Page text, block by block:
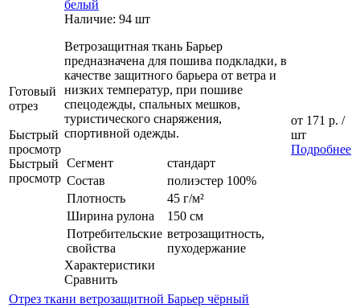
Готовый
отрез
Быстрый
просмотр
Быстрый
просмотр
белый
Наличие: 94 шт
Ветрозащитная ткань Барьер
предназначена для пошива подкладки, в
качестве защитного барьера от ветра и
низких температур, при пошиве
спецодежды, спальных мешков,
туристического снаряжения,
спортивной одежды.
Сегмент
стандарт
Состав
полиэстер 100%
Плотность
45 г/м²
Ширина рулона
150 см
Потребительские
свойства
ветрозащитность,
пуходержание
Характеристики
Сравнить
от 171 р. /
шт
Подробнее
Отрез ткани ветрозащитной Барьер чёрный